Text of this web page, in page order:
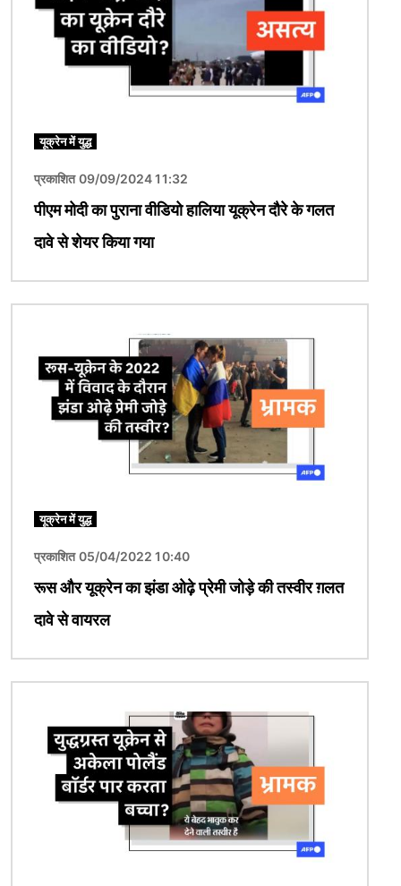
यूक्रेन में युद्ध
प्रकाशित 09/09/2024 11:32
पीएम मोदी का पुराना वीडियो हालिया यूक्रेन दौरे के गलत
दावे से शेयर किया गया
यूक्रेन में युद्ध
प्रकाशित 05/04/2022 10:40
रूस और यूक्रेन का झंडा ओढ़े प्रेमी जोड़े की तस्वीर ग़लत
दावे से वायरल